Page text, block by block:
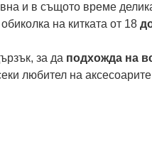
и в същото време
на китката от 18
за да подхожда на
любител на